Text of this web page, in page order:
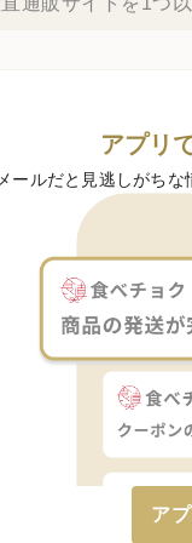
アプリ
ールだと見逃しがち
ア